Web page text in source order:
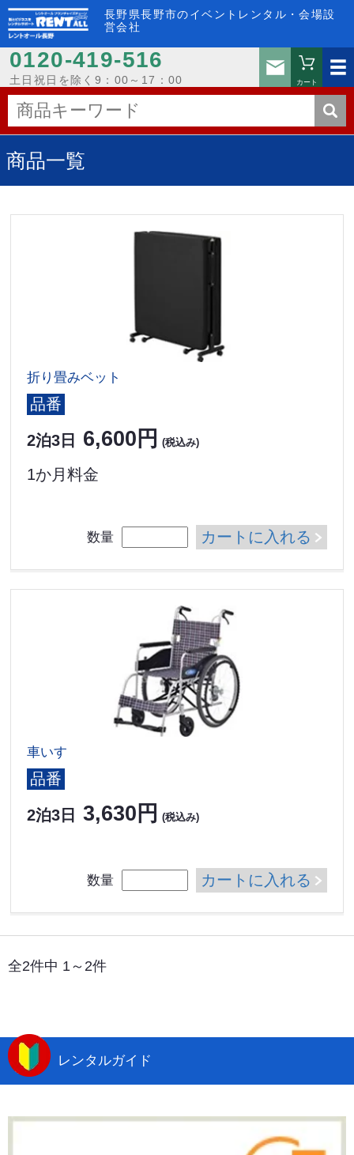
長野県長野市のイベントレンタル・会場設
営会社
0120-419-516
土日祝日を除く9：00～17：00
お問い
カート
商品一覧
折り畳みベット
品番
2泊3日 6,600円 (税込み)
1か月料金
数量 カートに入れる
車いす
品番
2泊3日 3,630円 (税込み)
数量 カートに入れる
全2件中 1～2件
レンタルガイド